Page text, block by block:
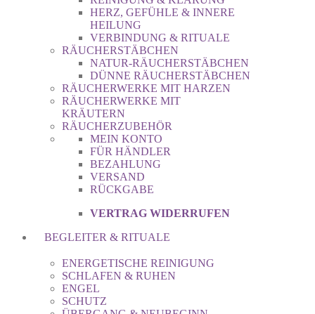
HERZ, GEFÜHLE & INNERE
HEILUNG
VERBINDUNG & RITUALE
RÄUCHERSTÄBCHEN
NATUR-RÄUCHERSTÄBCHEN
DÜNNE RÄUCHERSTÄBCHEN
RÄUCHERWERKE MIT HARZEN
RÄUCHERWERKE MIT
KRÄUTERN
RÄUCHERZUBEHÖR
MEIN KONTO
FÜR HÄNDLER
BEZAHLUNG
VERSAND
RÜCKGABE
VERTRAG WIDERRUFEN
BEGLEITER & RITUALE
ENERGETISCHE REINIGUNG
SCHLAFEN & RUHEN
ENGEL
SCHUTZ